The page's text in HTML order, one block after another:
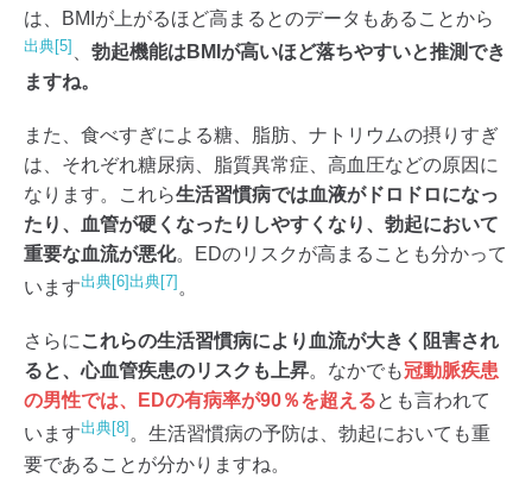
は、BMIが上がるほど高まるとのデータもあることから
出典[5]
勃起機能はBMIが高いほど落ちやすいと推測でき
ますね。
また、食べすぎによる糖、脂肪、ナトリウムの摂りすぎ
は、それぞれ糖尿病、脂質異常症、高血圧などの原因に
なります。これら生活習慣病では血液がドロドロになっ
たり、血管が硬くなったりしやすくなり、勃起において
重要な血流が悪化。EDのリスクが高まることも分かって
います出典[6]出典[7] 。
さらに これらの生活習慣病により血流が大きく阻害され
ると、心血管疾患のリスクも上昇。なかでも冠動脈疾患
の男性では、EDの有病率が90％を超えるとも言われて
います出典[8] 。生活習慣病の予防は、勃起においても重
要であることが分かりますね。